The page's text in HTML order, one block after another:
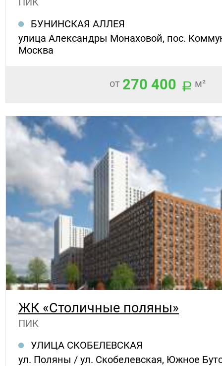
БУНИНСКАЯ АЛЛЕЯ
улица Александры Монаховой, пос.
Москва
от 270 400 м²
ЖК «Столичные поляны»
ПИК
УЛИЦА СКОБЕЛЕВСКАЯ
ул. Поляны / ул. Скобелевская, Южное